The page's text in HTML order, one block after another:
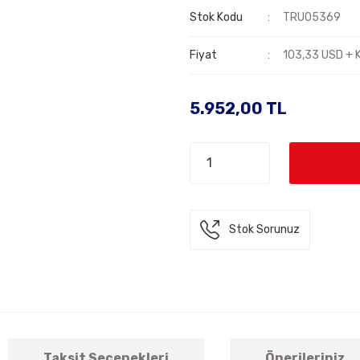
Stok Kodu TRU05369
Fiyat 103,33 USD +
5.952,00 TL
Stok Sorunuz